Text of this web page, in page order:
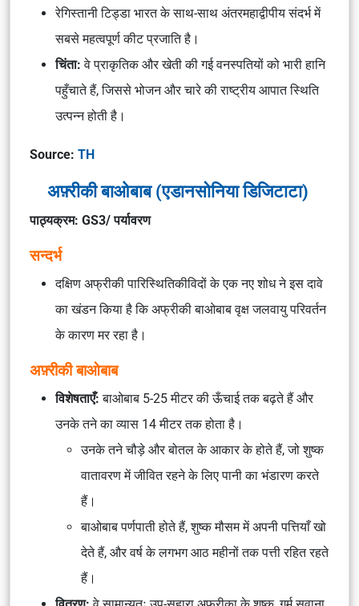
रेगिस्तानी टिड्डा भारत के साथ-साथ अंतरमहाद्वीपीय संदर्भ में
सबसे महत्वपूर्ण कीट प्रजाति है।
चिंता: वे प्राकृतिक और खेती की गई वनस्पतियों को भारी हानि
पहुँचाते हैं, जिससे भोजन और चारे की राष्ट्रीय आपात स्थिति
उत्पन्न होती है।
Source: TH
अफ़्रीकी बाओबाब (एडानसोनिया डिजिटाटा)
पाठ्यक्रम: GS3/ पर्यावरण
सन्दर्भ
दक्षिण अफ्रीकी पारिस्थितिकीविदों के एक नए शोध ने इस दावे
का खंडन किया है कि अफ्रीकी बाओबाब वृक्ष जलवायु परिवर्तन
के कारण मर रहा है।
अफ़्रीकी बाओबाब
विशेषताएँ: बाओबाब 5-25 मीटर की ऊँचाई तक बढ़ते हैं और
उनके तने का व्यास 14 मीटर तक होता है।
उनके तने चौड़े और बोतल के आकार के होते हैं, जो शुष्क
वातावरण में जीवित रहने के लिए पानी का भंडारण करते
हैं।
बाओबाब पर्णपाती होते हैं, शुष्क मौसम में अपनी पत्तियाँ खो
देते हैं, और वर्ष के लगभग आठ महीनों तक पत्ती रहित रहते
हैं।